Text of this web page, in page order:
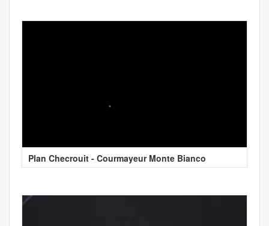
Plan Checrouit - Courmayeur Monte Bianco